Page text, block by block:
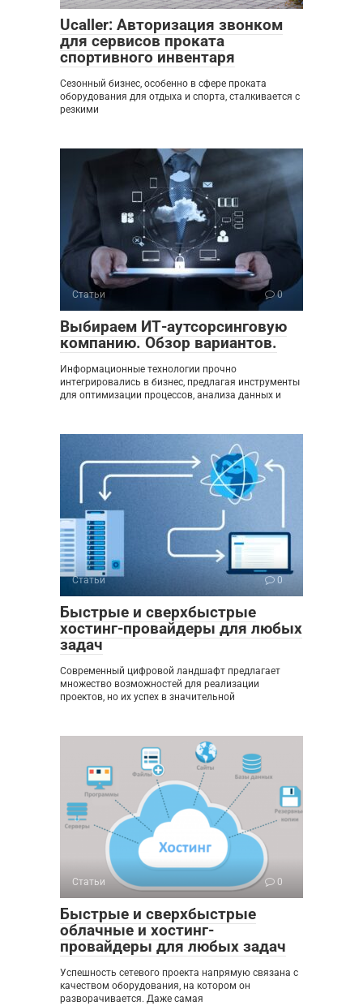
Ucaller: Авторизация звонком
для сервисов проката
спортивного инвентаря
Сезонный бизнес, особенно в сфере проката
оборудования для отдыха и спорта, сталкивается с
резкими
Статьи 0
Выбираем ИТ-аутсорсинговую
компанию. Обзор вариантов.
Информационные технологии прочно
интегрировались в бизнес, предлагая инструменты
для оптимизации процессов, анализа данных и
Статьи 0
Быстрые и сверхбыстрые
хостинг-провайдеры для любых
задач
Современный цифровой ландшафт предлагает
множество возможностей для реализации
проектов, но их успех в значительной
Статьи 0
Быстрые и сверхбыстрые
облачные и хостинг-
провайдеры для любых задач
Успешность сетевого проекта напрямую связана с
качеством оборудования, на котором он
разворачивается. Даже самая